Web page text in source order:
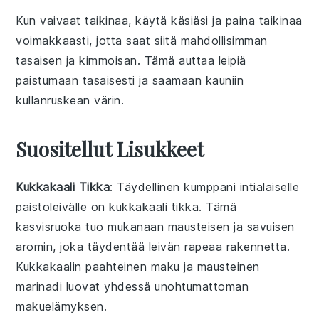
Kun vaivaattaikinaa, käytä käsiäsi ja paina taikinaa
voimakkaasti, jotta saat siitä mahdollisimman
tasaisen ja kimmoisan. Tämä auttaa leipiä
paistumaan tasaisesti ja saamaan kauniin
kullanruskean värin.
Suositellut Lisukkeet
Kukkakaali Tikka: Täydellinen kumppani intialaiselle
paistoleivälle onkukkakaali tikka. Tämä
kasvisruoka tuo mukanaan mausteisen ja savuisen
aromin, joka täydentää leivän rapeaa rakennetta.
Kukkakaalin paahteinen maku ja mausteinen
marinadi luovat yhdessä unohtumattoman
makuelämyksen.